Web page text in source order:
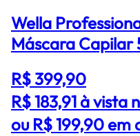
Wella
Máscara Capilar
R$ 399,90
R$ 183,91à vista
ou R$ 199,90 em